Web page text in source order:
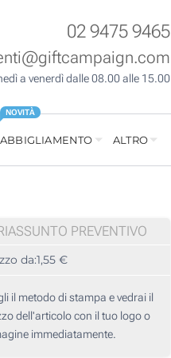
02 9475 9465
a venerdì dalle 08.00 alle 15.00
ABBIGLIAMENTO
NOVITÀ
ALTRO
PREVENTIVO
da:1,55 €
il metodo di stampa e vedrai il
dell'articolo con il tuo logo o
immediatamente.